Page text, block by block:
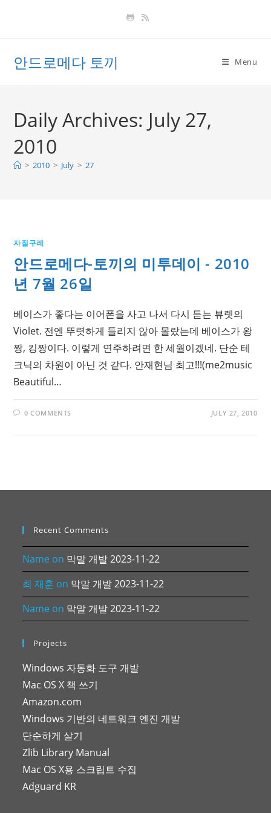
안드로메다 토끼 Menu
Daily Archives: July 27,
2010
> 2010 > July > 27
자질구레
안드로메다-토끼의 미투데이 - 2010
년 7월 26일
베이스가 좋다는 이어폰을 사고 나서 다시 듣는 뷰렛의
Violet. 전엔 뚜렷하게 들리지 않아 몰랐는데 베이스가 왕
짱, 킹짱이다. 이렇게 연주하려면 한 세월이겠네. 단순 테
크닉의 차원이 아닌 것 같다. 안재현님 최고!!!(me2music
Beautiful…
0 COMMENTS JULY 27, 2010
Recent Comments
Name on 막말 개발 2023-11-22
최 재훈 on 막말 개발 2023-11-22
Name on 막말 개발 2023-11-22
Projects
Windows 자동화 도구 개발
Mac OS X 책 쓰기
Amazon.com
Windows 기반의 네트워크 엔진 개발
단순하게 살기
Zlib Library Manual
Mac OS X용 스크립트 수집
Adguard KR